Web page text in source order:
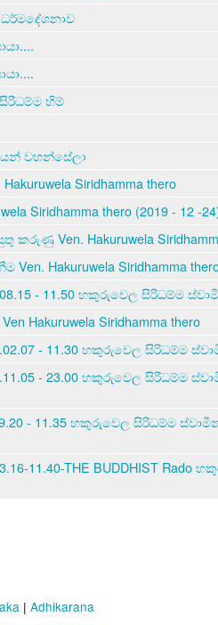
හිම්
වහන්සේලා
Siridhamma thero
Siridhamma thero (2019 - 12 -
Ven. Hakuruwela
Hakuruwela Siridhamma thero
- 11.50 හකුරුවෙල සිරිධම්ම
Hakuruwela Siridhamma thero
- 11.30 හකුරුවෙල සිරිධම්ම
- 23.00 හකුරුවෙල සිරිධම්ම
- 11.35 හකුරුවෙල සිරිධම්ම
11.40-THE BUDDHIST
| Adhikarana